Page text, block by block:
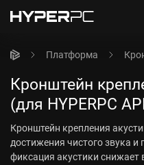
Платформа
Кронштейн
(для HYPERPC
Кронштейн крепления
достижения чистого звука
фиксация акустики снижает